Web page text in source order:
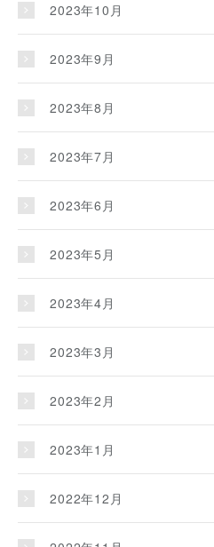
2023年10月
2023年9月
2023年8月
2023年7月
2023年6月
2023年5月
2023年4月
2023年3月
2023年2月
2023年1月
2022年12月